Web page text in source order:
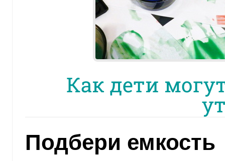
Как дети
Подбери емкость